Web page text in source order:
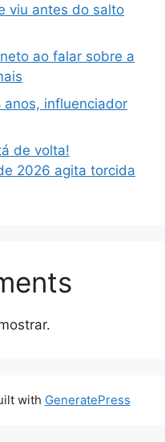
viu antes do salto
ao falar sobre a
anos, influenciador
de volta!
2026 agita torcida
with GeneratePress